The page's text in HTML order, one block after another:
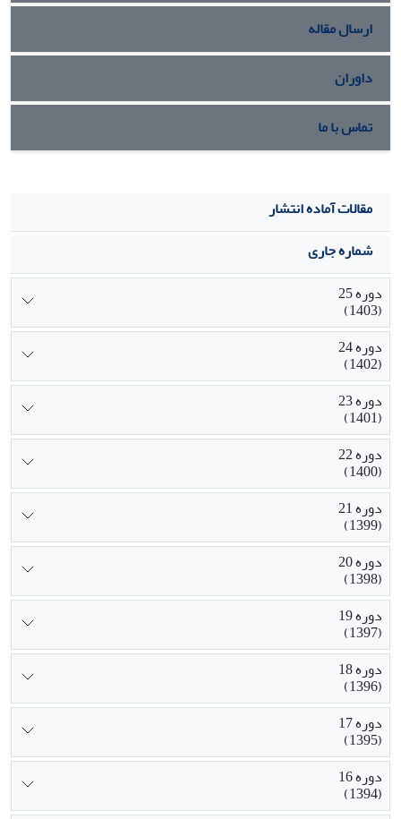
است.
ارسال مقاله
داوران
تماس با ما
مقالات آماده انتشار
شماره جاری
دوره 25
(1403)
دوره 24
(1402)
دوره 23
(1401)
دوره 22
(1400)
دوره 21
(1399)
دوره 20
(1398)
دوره 19
(1397)
دوره 18
(1396)
دوره 17
(1395)
دوره 16
(1394)